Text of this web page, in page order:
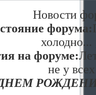
Новости
форума:
на форуме:
не у